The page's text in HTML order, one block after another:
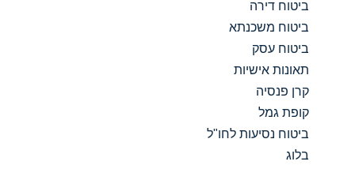
ביטוח דירה
ביטוח משכנתא
ביטוח עסק
תאונות אישיות
קרן פנסיה
קופת גמל
ביטוח נסיעות לחו"ל
בלוג